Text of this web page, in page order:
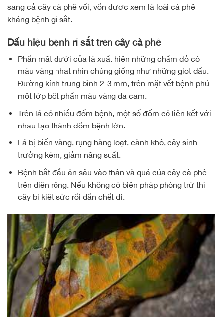
sang cả cây cà phê vối, vốn được xem là loài cà phê
kháng bệnh gỉ sắt.
Dấu hiệu bệnh rỉ sắt trên cây cà phê
Phần mặt dưới của lá xuất hiện những chấm đỏ có
màu vàng nhạt nhìn chúng giống như những giọt dầu.
Đường kính trung bình 2-3 mm, trên mặt vết bệnh phủ
một lớp bột phấn màu vàng da cam.
Trên lá có nhiều đốm bệnh, một số đốm có liên kết với
nhau tạo thành đốm bệnh lớn.
Lá bị biến vàng, rụng hàng loạt, cành khô, cây sinh
trưởng kém, giảm năng suất.
Bệnh bắt đầu ăn sâu vào thân và quả của cây cà phê
trên diện rộng. Nếu không có biện pháp phòng trừ thì
cây bị kiệt sức rồi dần chết đi.